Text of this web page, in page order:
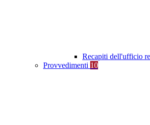
Recapiti dell'ufficio
Provvedimenti 10